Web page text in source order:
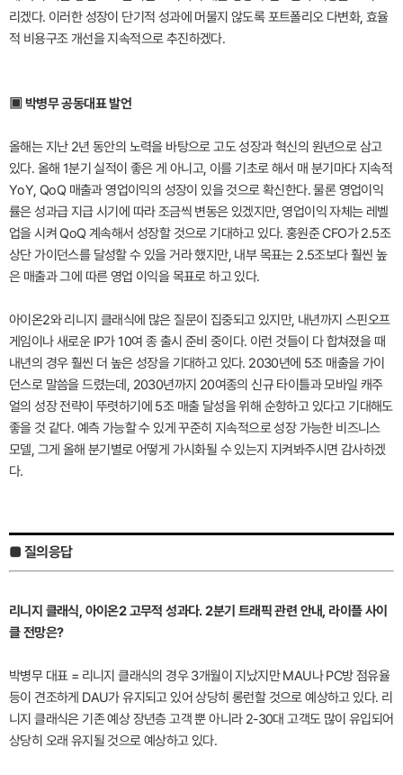
리겠다. 이러한 성장이 단기적 성과에 머물지 않도록 포트폴리오 다변화, 효율
적 비용구조 개선을 지속적으로 추진하겠다.
▣ 박병무 공동대표 발언
올해는 지난 2년 동안의 노력을 바탕으로 고도 성장과 혁신의 원년으로 삼고
있다. 올해 1분기 실적이 좋은 게 아니고, 이를 기초로 해서 매 분기마다 지속적
YoY, QoQ 매출과 영업이익의 성장이 있을 것으로 확신한다. 물론 영업이익
률은 성과급 지급 시기에 따라 조금씩 변동은 있겠지만, 영업이익 자체는 레벨
업을 시켜 QoQ 계속해서 성장할 것으로 기대하고 있다. 홍원준 CFO가 2.5조
상단 가이던스를 달성할 수 있을 거라 했지만, 내부 목표는 2.5조보다 훨씬 높
은 매출과 그에 따른 영업 이익을 목표로 하고 있다.
아이온2와 리니지 클래식에 많은 질문이 집중되고 있지만, 내년까지 스핀오프
게임이나 새로운 IP가 10여 종 출시 준비 중이다. 이런 것들이 다 합쳐졌을 때
내년의 경우 훨씬 더 높은 성장을 기대하고 있다. 2030년에 5조 매출을 가이
던스로 말씀을 드렸는데, 2030년까지 20여종의 신규 타이틀과 모바일 캐주
얼의 성장 전략이 뚜렷하기에 5조 매출 달성을 위해 순항하고 있다고 기대해도
좋을 것 같다. 예측 가능할 수 있게 꾸준히 지속적으로 성장 가능한 비즈니스
모델, 그게 올해 분기별로 어떻게 가시화될 수 있는지 지켜봐주시면 감사하겠
다.
■ 질의응답
리니지 클래식, 아이온2 고무적 성과다. 2분기 트래픽 관련 안내, 라이플 사이
클 전망은?
박병무 대표 = 리니지 클래식의 경우 3개월이 지났지만 MAU나 PC방 점유율
등이 견조하게 DAU가 유지되고 있어 상당히 롱런할 것으로 예상하고 있다. 리
니지 클래식은 기존 예상 장년층 고객 뿐 아니라 2-30대 고객도 많이 유입되어
상당히 오래 유지될 것으로 예상하고 있다.